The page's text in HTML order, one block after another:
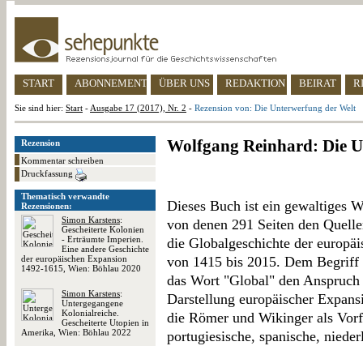
START ABONNEMENT ÜBER UNS REDAKTION BEIRAT
Sie sind hier: Start - Ausgabe 17 (2017), Nr. 2 - Rezension von: Die Unterwerfung der Welt
Rezension
Kommentar schreiben
Druckfassung
Thematisch verwandte
Rezensionen:
Simon Karstens:
Gescheiterte Kolonien
- Erträumte Imperien.
Eine andere Geschichte
der europäischen Expansion
1492-1615, Wien: Böhlau 2020
Simon Karstens:
Untergegangene
Kolonialreiche.
Gescheiterte Utopien in
Amerika, Wien: Böhlau 2022
Wolfgang Reinhard: Die
Dieses Buch ist ein gewaltiges
von denen 291 Seiten den
die Globalgeschichte der
von 1415 bis 2015. Dem
das Wort "Global" den Anspruch
Darstellung europäischer
die Römer und Wikinger als
portugiesische, spanische,